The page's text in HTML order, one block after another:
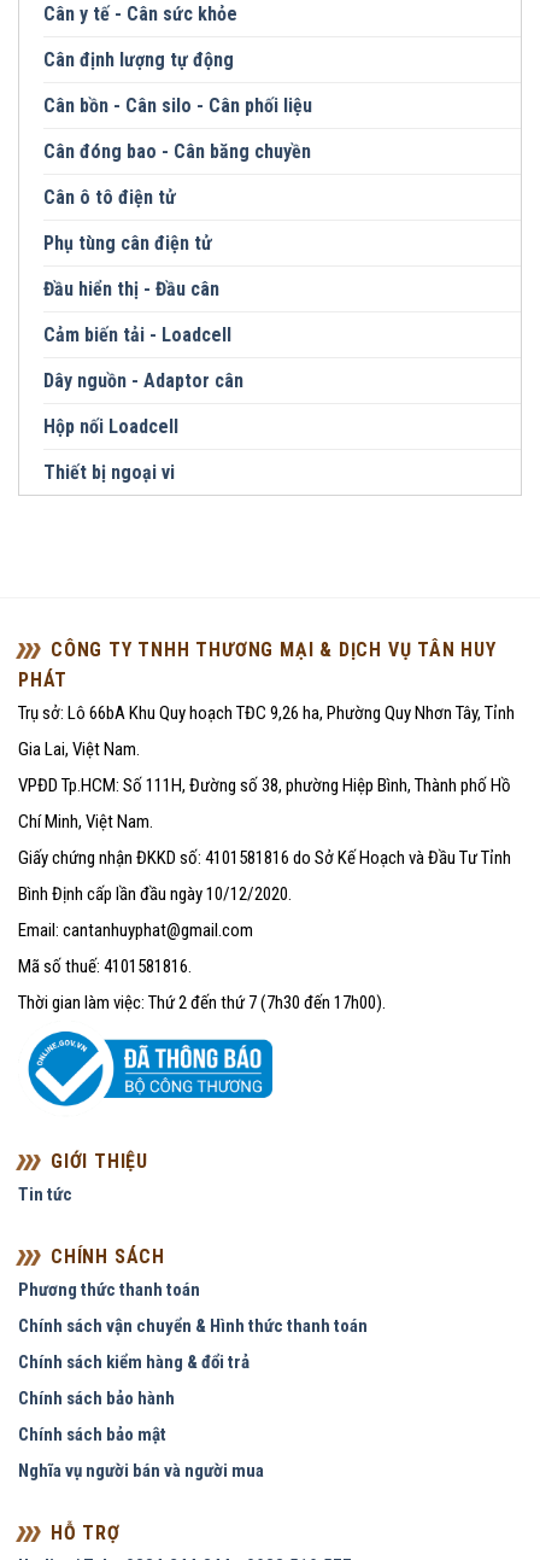
Cân y tế - Cân sức khỏe
Cân định lượng tự động
Cân bồn - Cân silo - Cân phối liệu
Cân đóng bao - Cân băng chuyền
Cân ô tô điện tử
Phụ tùng cân điện tử
Đầu hiển thị - Đầu cân
Cảm biến tải - Loadcell
Dây nguồn - Adaptor cân
Hộp nối Loadcell
Thiết bị ngoại vi
CÔNG TY TNHH THƯƠNG MẠI & DỊCH VỤ TÂN HUY
PHÁT
Trụ sở: Lô 66bA Khu Quy hoạch TĐC 9,26 ha, Phường Quy Nhơn Tây, Tỉnh
Gia Lai, Việt Nam.
VPĐD Tp.HCM: Số 111H, Đường số 38, phường Hiệp Bình, Thành phố Hồ
Chí Minh, Việt Nam.
Giấy chứng nhận ĐKKD số: 4101581816 do Sở Kế Hoạch và Đầu Tư Tỉnh
Bình Định cấp lần đầu ngày 10/12/2020.
Email: cantanhuyphat@gmail.com
Mã số thuế: 4101581816.
Thời gian làm việc: Thứ 2 đến thứ 7 (7h30 đến 17h00).
GIỚI THIỆU
Tin tức
CHÍNH SÁCH
Phương thức thanh toán
Chính sách vận chuyển & Hình thức thanh toán
Chính sách kiểm hàng & đổi trả
Chính sách bảo hành
Chính sách bảo mật
Nghĩa vụ người bán và người mua
HỖ TRỢ